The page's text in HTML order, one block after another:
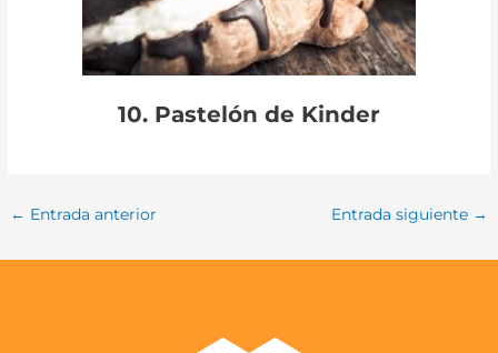
10. Pastelón de Kinder
← Entrada anterior Entrada siguiente →